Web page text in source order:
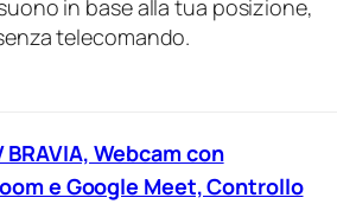
in base alla tua posizione,
telecomando.
Webcam con
e Google Meet, Controllo